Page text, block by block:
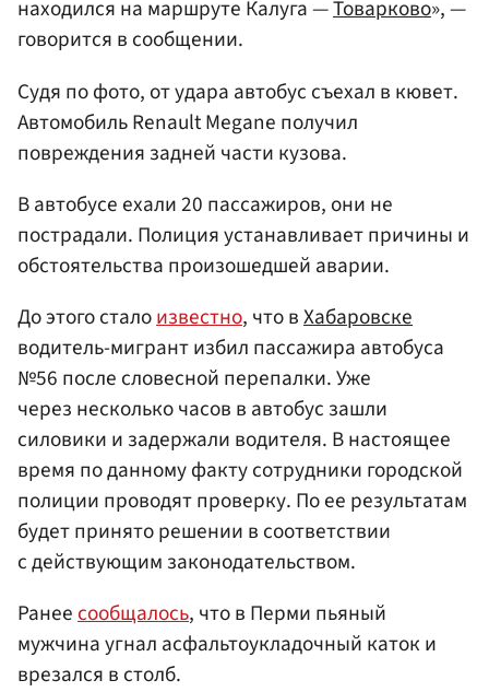
находился на маршруте Калуга —Товарково», —
говорится в сообщении.
Судя по фото, от удара автобус съехал в кювет.
Автомобиль Renault Megane получил
повреждения задней части кузова.
В автобусе ехали 20 пассажиров, они не
пострадали. Полиция устанавливает причины и
обстоятельства произошедшей аварии.
До этого сталоизвестно, что вХабаровске
водитель-мигрант избил пассажира автобуса
№56 после словесной перепалки. Уже
через несколько часов в автобус зашли
силовики и задержали водителя. В настоящее
время по данному факту сотрудники городской
полиции проводят проверку. По ее результатам
будет принято решении в соответствии
с действующим законодательством.
Ранеесообщалось, что в Перми пьяный
мужчина угнал асфальтоукладочный каток и
врезался в столб.